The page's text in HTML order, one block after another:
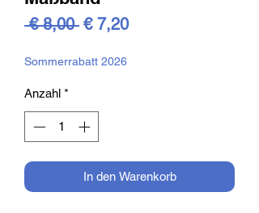
€ 8,00 Standardpreis
€ 7,20Sale-
Sommerrabatt 2026
Anzahl *
In den Warenkorb